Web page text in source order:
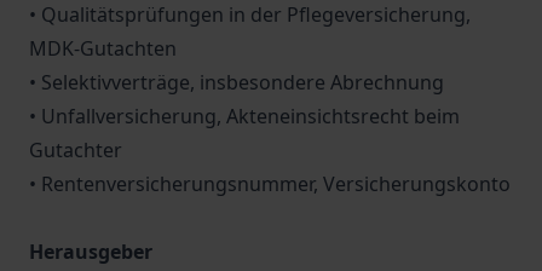
• Qualitätsprüfungen in der Pflegeversicherung,
MDK-Gutachten
• Selektivverträge, insbesondere Abrechnung
• Unfallversicherung, Akteneinsichtsrecht beim
Gutachter
• Rentenversicherungsnummer, Versicherungskonto
Herausgeber